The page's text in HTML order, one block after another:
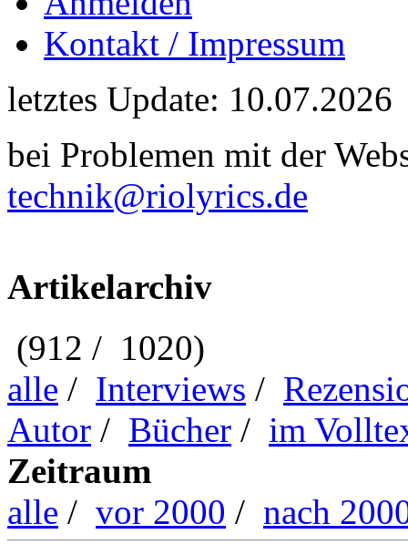
Kontakt / Impressum
letztes Update: 10.07.2026
bei Problemen mit der
technik@riolyrics.de
Artikelarchiv
(912 / 1020)
alle / Interviews /
Autor / Bücher / im
Zeitraum
alle / vor 2000 / nach